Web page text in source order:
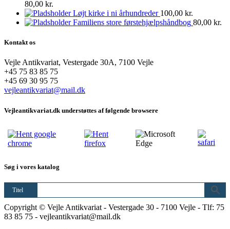
80,00 kr.
Løjt kirke i ni århundreder 100,00 kr.
Familiens store førstehjælpshåndbog 80,00 kr.
Kontakt os
Vejle Antikvariat, Vestergade 30A, 7100 Vejle
+45 75 83 85 75
+45 69 30 95 75
vejleantikvariat@mail.dk
Vejleantikvariat.dk understøttes af følgende browsere
Søg i vores katalog
Titel
Copyright © Vejle Antikvariat - Vestergade 30 - 7100 Vejle - Tlf: 75
83 85 75 - vejleantikvariat@mail.dk